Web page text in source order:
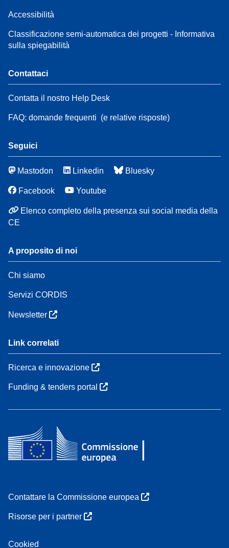
Accessibilità
Classificazione semi-automatica dei progetti - Informativa
sulla spiegabilità
Contattaci
Contatta il nostro Help Desk
FAQ: domande frequenti (e relative risposte)
Seguici
Mastodon Linkedin Bluesky
Facebook Youtube
Elenco completo della presenza sui social media della
CE
A proposito di noi
Chi siamo
Servizi CORDIS
Newsletter
Link correlati
Ricerca e innovazione
Funding & tenders portal
Contattare la Commissione europea
Risorse per i partner
Cookied